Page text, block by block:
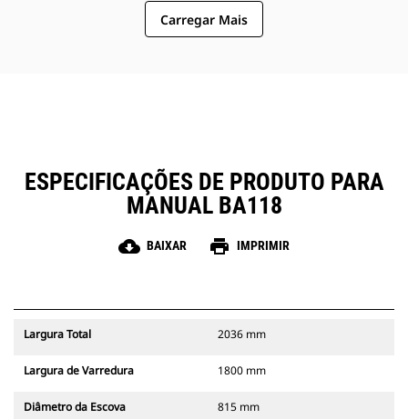
Carregar Mais
ESPECIFICAÇÕES DE PRODUTO PARA
MANUAL BA118
cloud_download BAIXAR print IMPRIMIR
Largura Total 2036 mm
Largura de Varredura 1800 mm
Diâmetro da Escova 815 mm